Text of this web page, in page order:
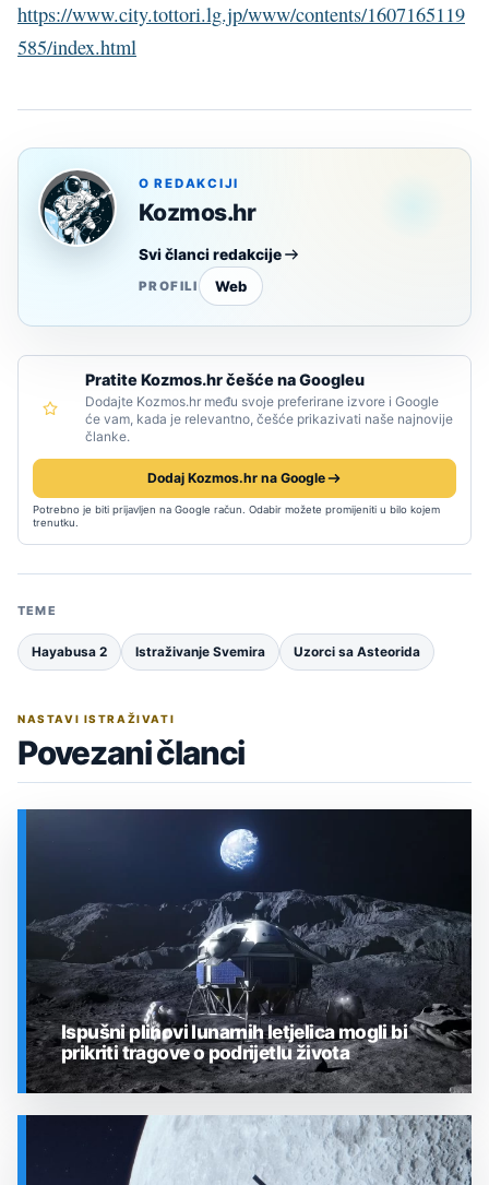
https://www.city.tottori.lg.jp/www/contents/1607165119
585/index.html
O REDAKCIJI
Kozmos.hr
Svi članci redakcije
PROFILI Web
Pratite Kozmos.hr češće na Googleu
Dodajte Kozmos.hr među svoje preferirane izvore i Google
će vam, kada je relevantno, češće prikazivati naše najnovije
članke.
Dodaj Kozmos.hr na Google
Potrebno je biti prijavljen na Google račun. Odabir možete promijeniti u bilo kojem
trenutku.
TEME
Hayabusa 2 Istraživanje Svemira Uzorci sa Asteorida
NASTAVI ISTRAŽIVATI
Povezani članci
Ispušni plinovi lunarnih letjelica mogli bi
prikriti tragove o podrijetlu života